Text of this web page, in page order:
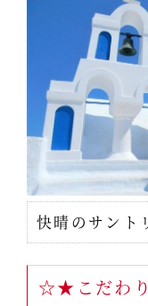
快晴のサント
☆★こだわ